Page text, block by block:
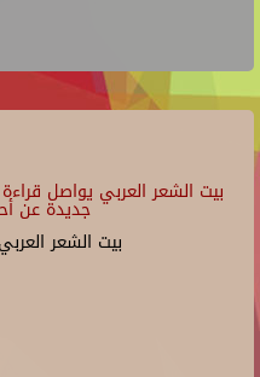
بيت الشعر العربي يواصل
جديدة عن
بيت الشعر